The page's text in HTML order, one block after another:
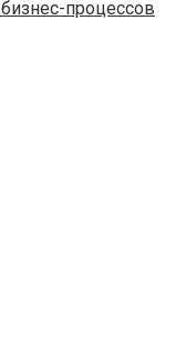
процессов